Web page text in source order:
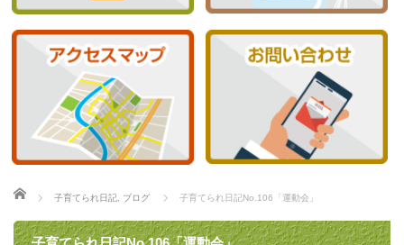
ホーム
子育てられ日記 ブログ 子育てられ日記No.106「運動会」